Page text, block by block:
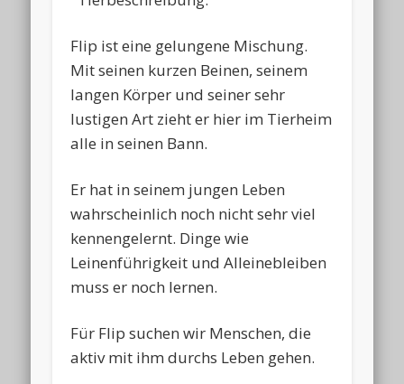
Flip ist eine gelungene Mischung.
Mit seinen kurzen Beinen, seinem
langen Körper und seiner sehr
lustigen Art zieht er hier im Tierheim
alle in seinen Bann.
Er hat in seinem jungen Leben
wahrscheinlich noch nicht sehr viel
kennengelernt. Dinge wie
Leinenführigkeit und Alleinebleiben
muss er noch lernen.
Für Flip suchen wir Menschen, die
aktiv mit ihm durchs Leben gehen.